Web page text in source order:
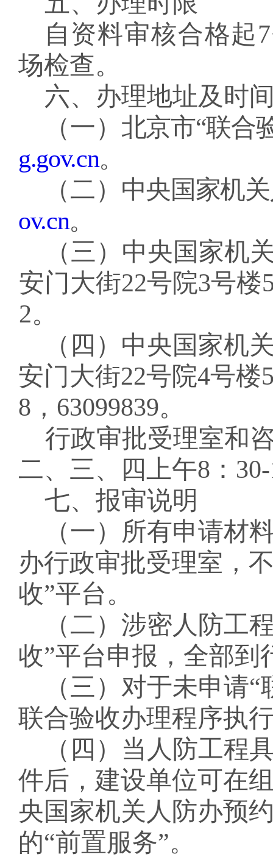
自 资料审核合格起7
场检查。
六、办理地址及时
（一） 北京市“联合
g.gov.cn。
（二） 中央国家机
ov.cn。
（三 ）中央国家机
安门大街22号院3号楼
2。
（ 四 ）中央国家机
安门大街22号院4号楼
8 ， 63099839。
行政审批受理室和
二、三、四上午8 ：
七、报审说明
（一）所有申请材
办行政审批受理室，
收”平台。
（二）涉密人防工
收”平台申报，全部
（三） 对于未申请“
联合验收办理程序执
（四）当人防工程
件后，建设单位可在
央国家机关人防办预
的“前置服务”。